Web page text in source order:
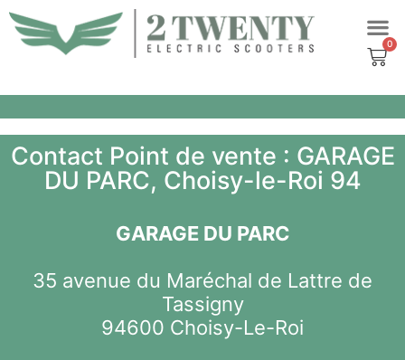
Aller
au
Contact Point de vente : GARAGE
DU PARC, Choisy-le-Roi 94
GARAGE DU PARC
35 avenue du Maréchal de Lattre de
Tassigny
94600 Choisy-Le-Roi